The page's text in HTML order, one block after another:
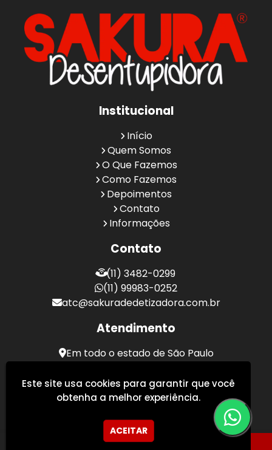
Institucional
Início
Quem Somos
O Que Fazemos
Como Fazemos
Depoimentos
Contato
Informações
Contato
(11) 3482-0299
(11) 99983-0252
atc@sakuradedetizadora.com.br
Atendimento
Em todo o estado de São Paulo
Este site usa cookies para garantir que você
obtenha a melhor experiência.
ACEITAR